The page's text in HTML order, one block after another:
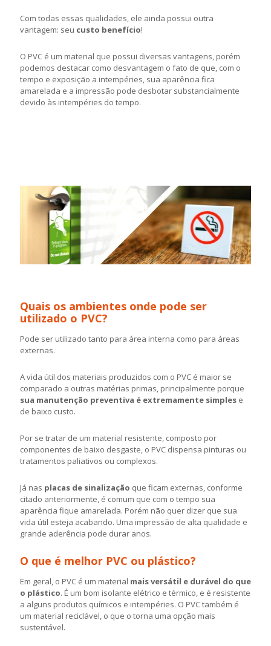
Com todas essas qualidades, ele ainda possui outra
vantagem: seu custo benefício!
O PVC é um material que possui diversas vantagens, porém
podemos destacar como desvantagem o fato de que, com o
tempo e exposição a intempéries, sua aparência fica
amarelada e a impressão pode desbotar substancialmente
devido às intempéries do tempo.
Quais os ambientes onde pode ser
utilizado o PVC?
Pode ser utilizado tanto para área interna como para áreas
externas.
A vida útil dos materiais produzidos com o PVC é maior se
comparado a outras matérias primas, principalmente porque
sua manutenção preventiva é extremamente simples e
de baixo custo.
Por se tratar de um material resistente, composto por
componentes de baixo desgaste, o PVC dispensa pinturas ou
tratamentos paliativos ou complexos.
Já nas placas de sinalização que ficam externas, conforme
citado anteriormente, é comum que com o tempo sua
aparência fique amarelada. Porém não quer dizer que sua
vida útil esteja acabando. Uma impressão de alta qualidade e
grande aderência pode durar anos.
O que é melhor PVC ou plástico?
Em geral, o PVC é um material mais versátil e durável do que
o plástico. É um bom isolante elétrico e térmico, e é resistente
a alguns produtos químicos e intempéries. O PVC também é
um material reciclável, o que o torna uma opção mais
sustentável.